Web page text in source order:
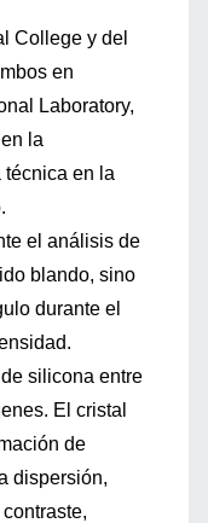
College y del
en
Laboratory,
la
en la
el análisis de
blando, sino
durante el
silicona entre
El cristal
de
dispersión,